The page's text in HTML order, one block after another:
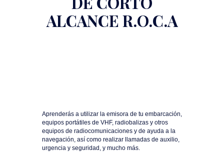
ALCANCE R.O.C.A
Aprenderás a utilizar la emisora de tu embarcación,
equipos portátiles de VHF, radiobalizas y otros
equipos de radiocomunicaciones y de ayuda a la
navegación, así como realizar llamadas de auxilio,
urgencia y seguridad, y mucho más.